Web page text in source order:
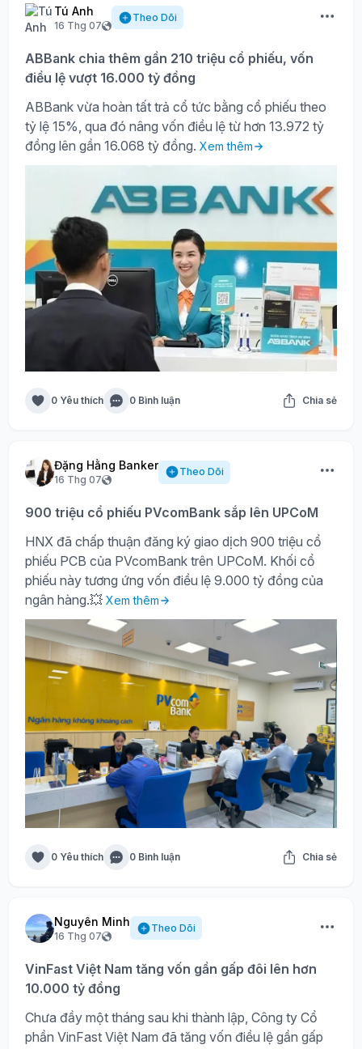
Tú Anh
16 Thg 07
Theo Dõi
ABBank chia thêm gần 210 triệu cổ phiếu, vốn
điều lệ vượt 16.000 tỷ đồng
ABBank vừa hoàn tất trả cổ tức bằng cổ phiếu theo
tỷ lệ 15%, qua đó nâng vốn điều lệ từ hơn 13.972 tỷ
đồng lên gần 16.068 tỷ đồng. Xem thêm
0 Yêu thích 0 Bình luận Chia sẻ
Đặng Hằng Banker
16 Thg 07
Theo Dõi
900 triệu cổ phiếu PVcomBank sắp lên UPCoM
HNX đã chấp thuận đăng ký giao dịch 900 triệu cổ
phiếu PCB của PVcomBank trên UPCoM. Khối cổ
phiếu này tương ứng vốn điều lệ 9.000 tỷ đồng của
ngân hàng.💥 Xem thêm
0 Yêu thích 0 Bình luận Chia sẻ
Nguyên Minh
16 Thg 07
Theo Dõi
VinFast Việt Nam tăng vốn gần gấp đôi lên hơn
10.000 tỷ đồng
Chưa đầy một tháng sau khi thành lập, Công ty Cổ
phần VinFast Việt Nam đã tăng vốn điều lệ gần gấp